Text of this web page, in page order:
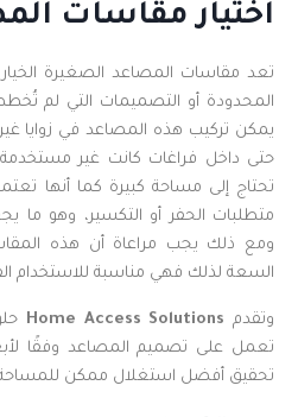
اختيار مقاسات
تعد مقاسات المصاعد الصغيرة
المحدودة أو التصميمات التي لم
يمكن تركيب هذه المصاعد في زوايا
حتى داخل فراغات كانت غير
تحتاج إلى مساحة كبيرة كما أنها
متطلبات الحفر أو التكسير، وهو ما
ومع ذلك يجب مراعاة أن هذه
السعة لذلك فهي مناسبة للاستخدام
وتقدم Home Access Solutions
تعمل على تصميم المصاعد وفقًا
تحقيق أفضل استغلال ممكن للمساحة